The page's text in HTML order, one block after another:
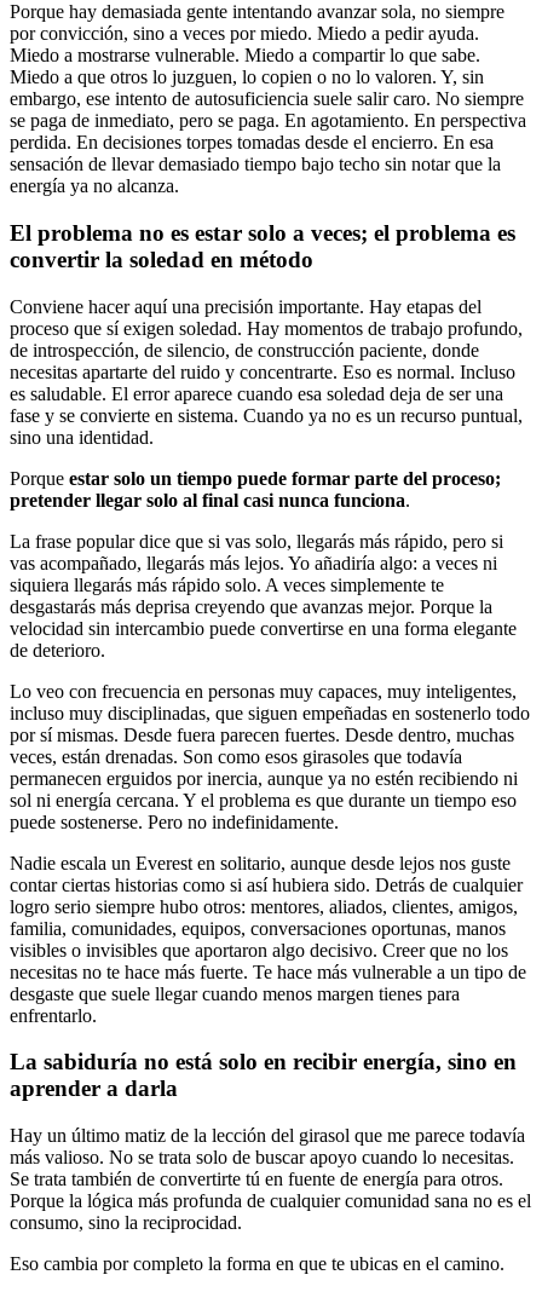
Porque hay demasiada gente intentando avanzar sola, no siempre
por convicción, sino a veces por miedo. Miedo a pedir ayuda.
Miedo a mostrarse vulnerable. Miedo a compartir lo que sabe.
Miedo a que otros lo juzguen, lo copien o no lo valoren. Y, sin
embargo, ese intento de autosuficiencia suele salir caro. No siempre
se paga de inmediato, pero se paga. En agotamiento. En perspectiva
perdida. En decisiones torpes tomadas desde el encierro. En esa
sensación de llevar demasiado tiempo bajo techo sin notar que la
energía ya no alcanza.
El problema no es estar solo a veces; el problema es
convertir la soledad en método
Conviene hacer aquí una precisión importante. Hay etapas del
proceso que sí exigen soledad. Hay momentos de trabajo profundo,
de introspección, de silencio, de construcción paciente, donde
necesitas apartarte del ruido y concentrarte. Eso es normal. Incluso
es saludable. El error aparece cuando esa soledad deja de ser una
fase y se convierte en sistema. Cuando ya no es un recurso puntual,
sino una identidad.
Porque estar solo un tiempo puede formar parte del proceso;
pretender llegar solo al final casi nunca funciona.
La frase popular dice que si vas solo, llegarás más rápido, pero si
vas acompañado, llegarás más lejos. Yo añadiría algo: a veces ni
siquiera llegarás más rápido solo. A veces simplemente te
desgastarás más deprisa creyendo que avanzas mejor. Porque la
velocidad sin intercambio puede convertirse en una forma elegante
de deterioro.
Lo veo con frecuencia en personas muy capaces, muy inteligentes,
incluso muy disciplinadas, que siguen empeñadas en sostenerlo todo
por sí mismas. Desde fuera parecen fuertes. Desde dentro, muchas
veces, están drenadas. Son como esos girasoles que todavía
permanecen erguidos por inercia, aunque ya no estén recibiendo ni
sol ni energía cercana. Y el problema es que durante un tiempo eso
puede sostenerse. Pero no indefinidamente.
Nadie escala un Everest en solitario, aunque desde lejos nos guste
contar ciertas historias como si así hubiera sido. Detrás de cualquier
logro serio siempre hubo otros: mentores, aliados, clientes, amigos,
familia, comunidades, equipos, conversaciones oportunas, manos
visibles o invisibles que aportaron algo decisivo. Creer que no los
necesitas no te hace más fuerte. Te hace más vulnerable a un tipo de
desgaste que suele llegar cuando menos margen tienes para
enfrentarlo.
La sabiduría no está solo en recibir energía, sino en
aprender a darla
Hay un último matiz de la lección del girasol que me parece todavía
más valioso. No se trata solo de buscar apoyo cuando lo necesitas.
Se trata también de convertirte tú en fuente de energía para otros.
Porque la lógica más profunda de cualquier comunidad sana no es el
consumo, sino la reciprocidad.
Eso cambia por completo la forma en que te ubicas en el camino.